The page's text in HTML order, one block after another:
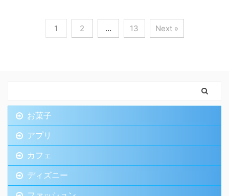
1 2 … 13 Next »
お菓子
アプリ
カフェ
ディズニー